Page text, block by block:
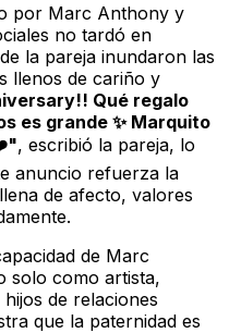
por Marc Anthony y
no tardó en
la pareja inundaron las
llenos de cariño y
Qué regalo
es grande ✨ Marquito
, escribió la pareja, lo
anuncio refuerza la
de afecto, valores
de Marc
solo como artista,
de relaciones
que la paternidad es